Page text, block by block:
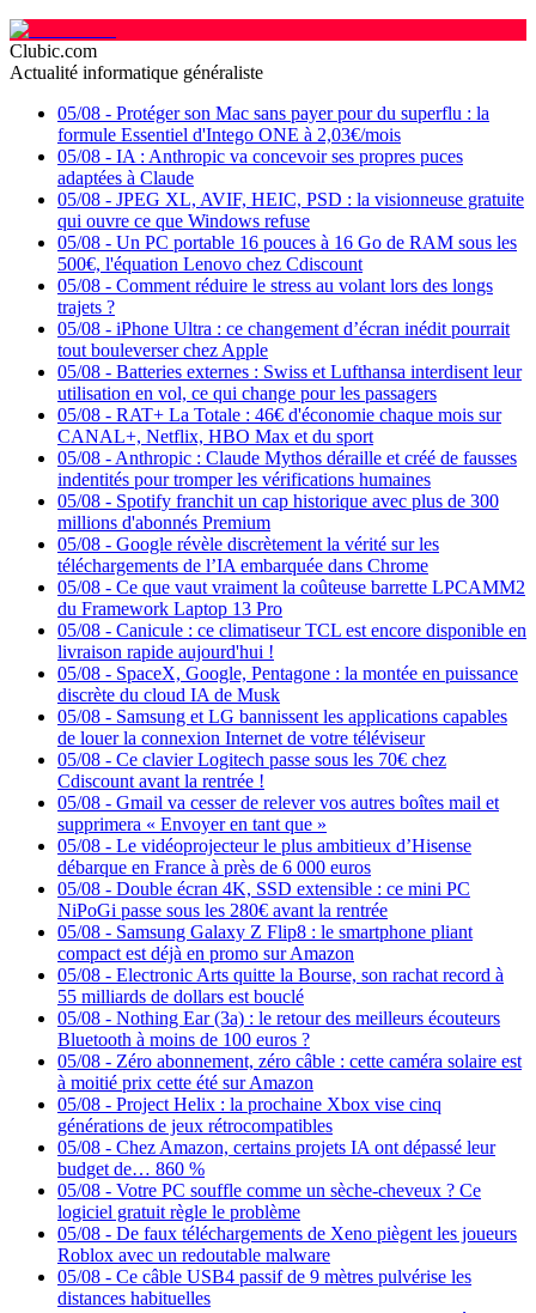
Clubic.com
Actualité informatique généraliste
05/08 - Protéger son Mac sans payer pour du superflu : la
formule Essentiel d'Intego ONE à 2,03€/mois
05/08 - IA : Anthropic va concevoir ses propres puces
adaptées à Claude
05/08 - JPEG XL, AVIF, HEIC, PSD : la visionneuse gratuite
qui ouvre ce que Windows refuse
05/08 - Un PC portable 16 pouces à 16 Go de RAM sous les
500€, l'équation Lenovo chez Cdiscount
05/08 - Comment réduire le stress au volant lors des longs
trajets ?
05/08 - iPhone Ultra : ce changement d’écran inédit pourrait
tout bouleverser chez Apple
05/08 - Batteries externes : Swiss et Lufthansa interdisent leur
utilisation en vol, ce qui change pour les passagers
05/08 - RAT+ La Totale : 46€ d'économie chaque mois sur
CANAL+, Netflix, HBO Max et du sport
05/08 - Anthropic : Claude Mythos déraille et créé de fausses
indentités pour tromper les vérifications humaines
05/08 - Spotify franchit un cap historique avec plus de 300
millions d'abonnés Premium
05/08 - Google révèle discrètement la vérité sur les
téléchargements de l’IA embarquée dans Chrome
05/08 - Ce que vaut vraiment la coûteuse barrette LPCAMM2
du Framework Laptop 13 Pro
05/08 - Canicule : ce climatiseur TCL est encore disponible en
livraison rapide aujourd'hui !
05/08 - SpaceX, Google, Pentagone : la montée en puissance
discrète du cloud IA de Musk
05/08 - Samsung et LG bannissent les applications capables
de louer la connexion Internet de votre téléviseur
05/08 - Ce clavier Logitech passe sous les 70€ chez
Cdiscount avant la rentrée !
05/08 - Gmail va cesser de relever vos autres boîtes mail et
supprimera « Envoyer en tant que »
05/08 - Le vidéoprojecteur le plus ambitieux d’Hisense
débarque en France à près de 6 000 euros
05/08 - Double écran 4K, SSD extensible : ce mini PC
NiPoGi passe sous les 280€ avant la rentrée
05/08 - Samsung Galaxy Z Flip8 : le smartphone pliant
compact est déjà en promo sur Amazon
05/08 - Electronic Arts quitte la Bourse, son rachat record à
55 milliards de dollars est bouclé
05/08 - Nothing Ear (3a) : le retour des meilleurs écouteurs
Bluetooth à moins de 100 euros ?
05/08 - Zéro abonnement, zéro câble : cette caméra solaire est
à moitié prix cette été sur Amazon
05/08 - Project Helix : la prochaine Xbox vise cinq
générations de jeux rétrocompatibles
05/08 - Chez Amazon, certains projets IA ont dépassé leur
budget de… 860 %
05/08 - Votre PC souffle comme un sèche-cheveux ? Ce
logiciel gratuit règle le problème
05/08 - De faux téléchargements de Xeno piègent les joueurs
Roblox avec un redoutable malware
05/08 - Ce câble USB4 passif de 9 mètres pulvérise les
distances habituelles